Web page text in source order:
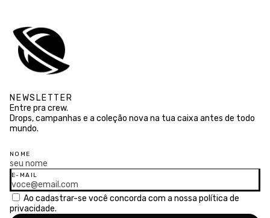
NEWSLETTER
Entre pra crew.
Drops, campanhas e a coleção nova na tua caixa antes de todo
mundo.
NOME
E-MAIL
Ao cadastrar-se você concorda com a nossa política de
privacidade.